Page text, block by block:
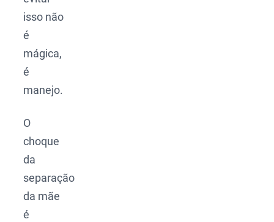
isso não
é
mágica,
é
manejo.
O
choque
da
separação
da mãe
é